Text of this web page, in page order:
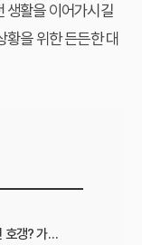
생활을 이어가시길
황을 위한 든든한 대
운전자보험 비교사이트, 이것 모르고 쓰면 호갱? 가입 전 필수 확인사항